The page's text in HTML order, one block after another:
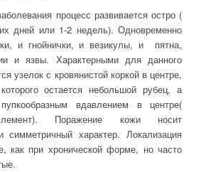
процесс развивается остро (
дней или 1-2 недель). Одновременно
и гнойнички, и везикулы, и пятна,
и язвы. Характерными для данного
узелок с кровянистой коркой в центре,
остается небольшой рубец, а
вдавлением в центре(
Поражение кожи носит
симметричный характер. Локализация
как при хронической форме, но часто